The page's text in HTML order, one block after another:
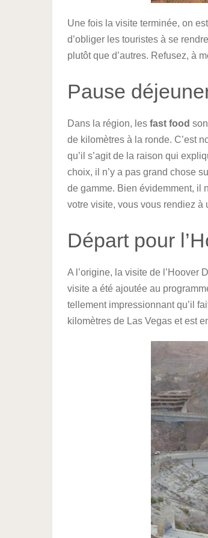
Une fois la visite terminée, on
d’obliger les touristes à se
plutôt que d’autres. Refusez, à
Pause
Dans la région, les fast food
de kilomètres à la ronde. C’est
qu’il s’agit de la raison qui
choix, il n’y a pas grand chose
de gamme. Bien évidemment, il
votre visite, vous vous rendiez à
Départ pour
A l’origine, la visite de l’Hoover
visite a été ajoutée au
tellement impressionnant qu’il
kilomètres de Las Vegas et est